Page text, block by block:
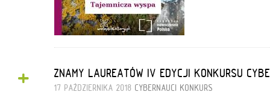
+ ZNAMY LAUREATÓW IV EDYCJI KONKURSU
17 PAŹDZIERNIKA 2018 CYBERNAUCI KONKURS